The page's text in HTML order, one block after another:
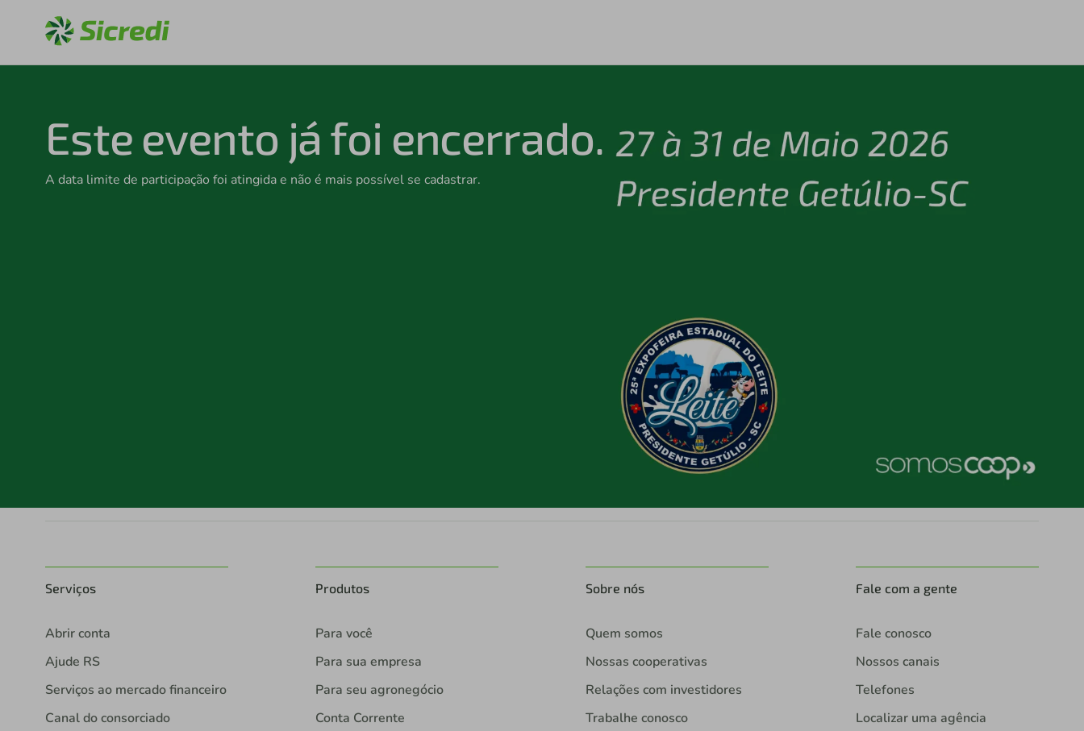
Este evento já foi encerrado.
A data limite de participação foi atingida e não é mais possível se cadastrar.
Serviços
Abrir conta
Ajude RS
Serviços ao mercado financeiro
Canal do consorciado
Produtos
Para você
Para sua empresa
Para seu agronegócio
Conta Corrente
Sobre nós
Quem somos
Nossas cooperativas
Relações com investidores
Trabalhe conosco
Fale com a gente
Fale conosco
Nossos canais
Telefones
Localizar uma agência